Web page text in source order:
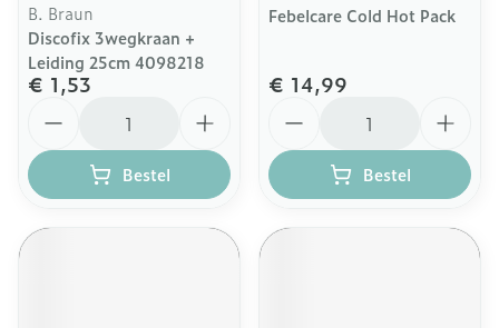
B. Braun
Discofix 3wegkraan +
Leiding 25cm 4098218
€ 1,53
Bestel
Febelcare Cold Hot Pack
€ 14,99
Bestel